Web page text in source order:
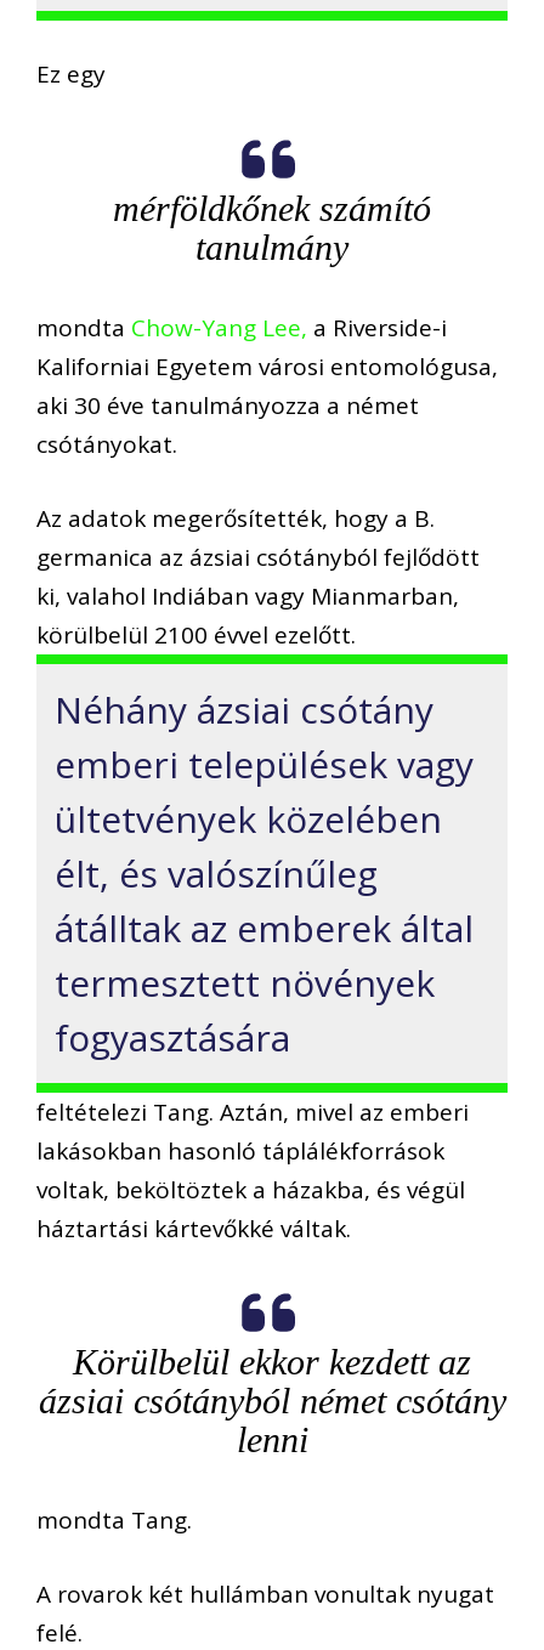
Ez egy
mérföldkőnek számító
tanulmány
mondta Chow-Yang Lee, a Riverside-i
Kaliforniai Egyetem városi entomológusa,
aki 30 éve tanulmányozza a német
csótányokat.
Az adatok megerősítették, hogy a B.
germanica az ázsiai csótányból fejlődött
ki, valahol Indiában vagy Mianmarban,
körülbelül 2100 évvel ezelőtt.
Néhány ázsiai csótány
emberi települések vagy
ültetvények közelében
élt, és valószínűleg
átálltak az emberek által
termesztett növények
fogyasztására
feltételezi Tang. Aztán, mivel az emberi
lakásokban hasonló táplálékforrások
voltak, beköltöztek a házakba, és végül
háztartási kártevőkké váltak.
Körülbelül ekkor kezdett az
ázsiai csótányból német csótány
lenni
mondta Tang.
A rovarok két hullámban vonultak nyugat
felé.